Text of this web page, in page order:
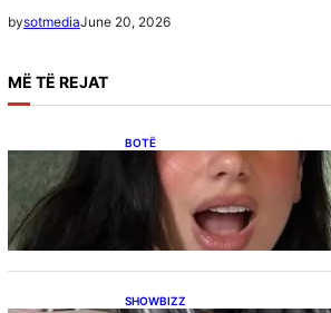
bysotmediaJune 20, 2026
MË TË REJAT
BOTË
Besnik Qaka rrëfen
Dua Lipës: “Një event
botërorë”
SHOWBIZZ